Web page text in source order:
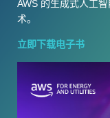
AWS 的生成式人工
术。
立即下载电子书